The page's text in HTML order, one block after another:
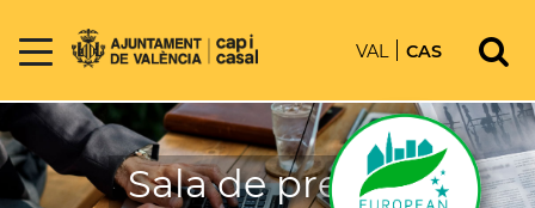
VAL CAS
Sala de prensa